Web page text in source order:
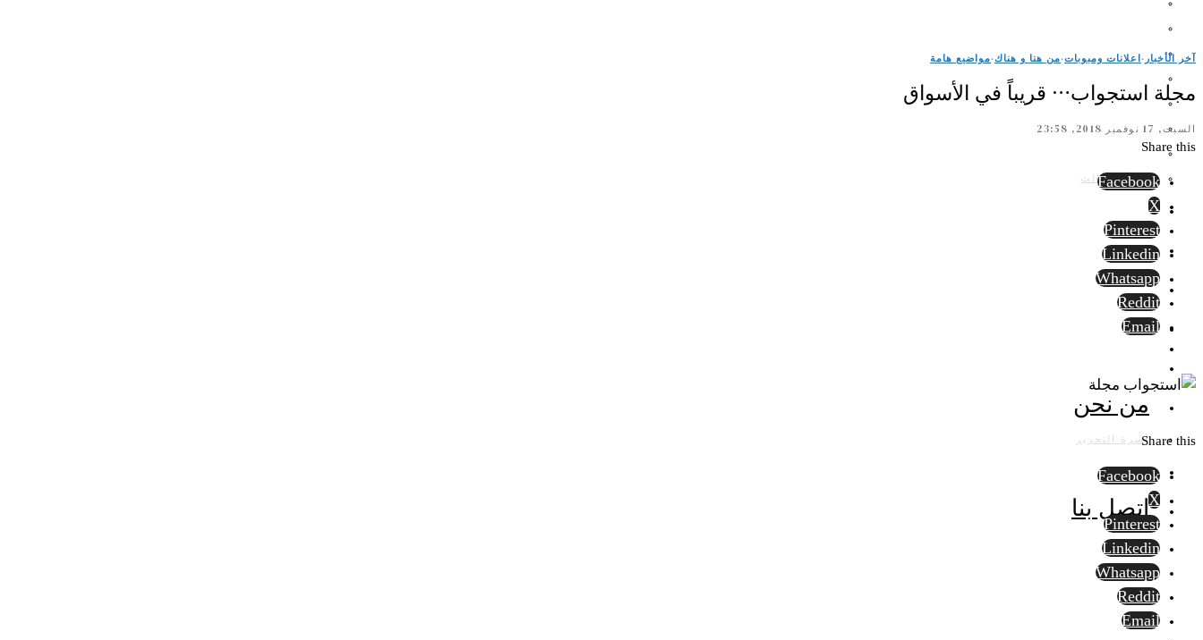
الرأي الثالث
من نحن
أسرة التحرير
اتصل بنا
آخر الأخبار ·اعلانات ومبوبات·من هنا و هناك·مواضيع هامة
مجلة استجواب… قريباً في الأسواق
السبت, 17 نوفمبر 2018, 23:58
Share this
Facebook
X
Pinterest
Linkedin
Whatsapp
Reddit
Email
Share this
Facebook
X
Pinterest
Linkedin
Whatsapp
Reddit
Email